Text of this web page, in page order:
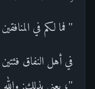
" فما لكم في
"، يعني بذلك: